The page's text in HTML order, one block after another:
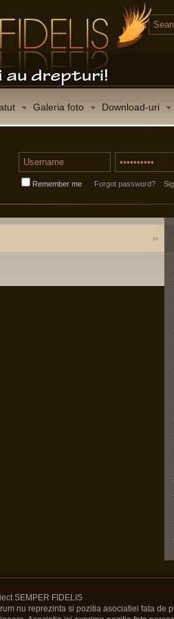
Galeria foto Download-uri
Remember me Forgot password?
SEMPER FIDELIS
nu reprezinta si pozitia asociatiei fata de